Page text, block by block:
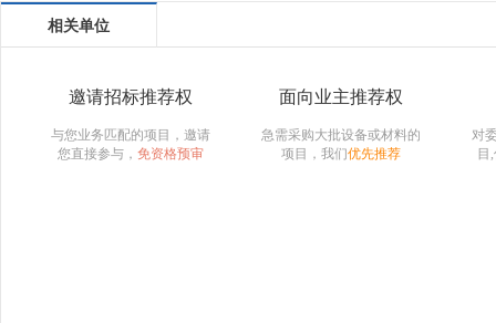
相关单位
邀请招标推荐权
与您业务匹配的项目，邀请
您直接参与， 免资格预审
面向业主推荐权
急需采购大批设备或材料的
项目，我们优先推荐
对
目